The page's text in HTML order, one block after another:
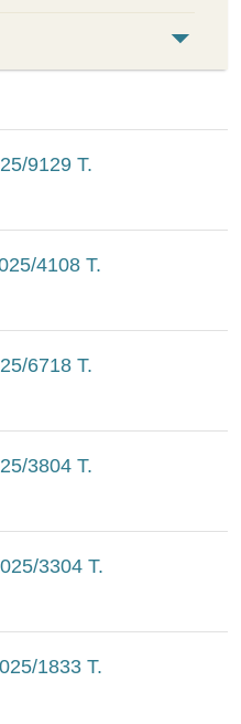
9129 T.
4108 T.
6718 T.
3804 T.
3304 T.
1833 T.